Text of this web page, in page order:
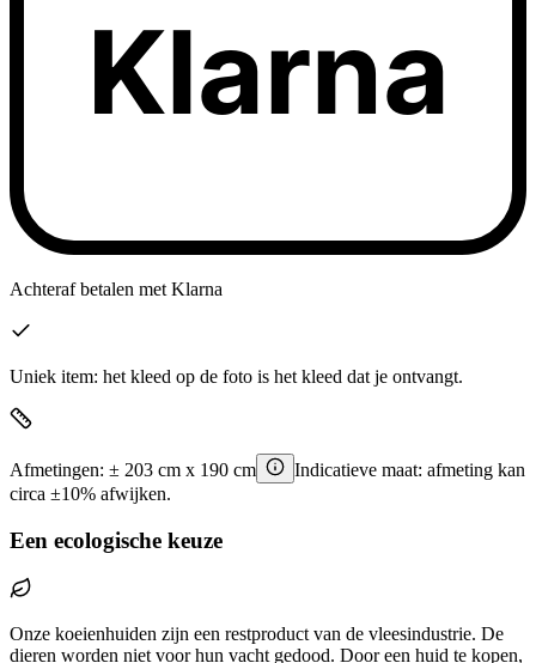
Klarna
Achteraf betalen met Klarna
Uniek item: het kleed op de foto is het kleed dat je ontvangt.
Afmetingen: ± 203 cm x 190 cm
Indicatieve maat: afmeting kan
circa ±10% afwijken.
Een ecologische keuze
Onze koeienhuiden zijn een restproduct van de vleesindustrie. De
dieren worden niet voor hun vacht gedood. Door een huid te kopen,